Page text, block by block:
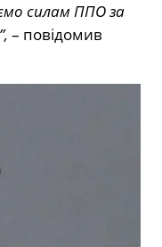
силам ППО за
– повідомив